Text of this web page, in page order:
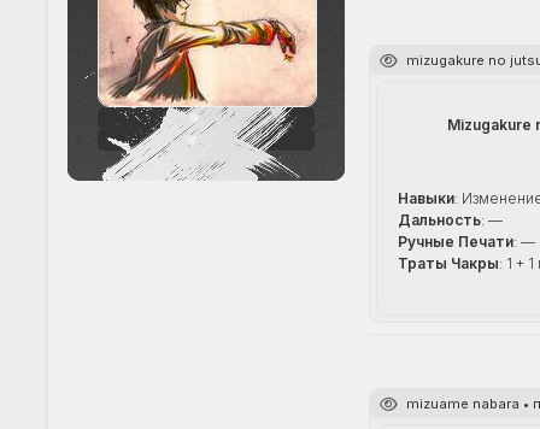
242
+33
mizugakure no
Mizugakure
Навыки:
Дальность: —
Ручные Печати: —
Траты Чакры: 1 +
mizuame nabara •